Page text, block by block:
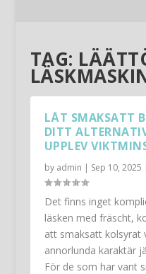
TAG:
LÅT SMAKSATT
DITT
UPPLEV
by admin | Sep 10, 2025
Det finns inget
läsken med fräscht,
att smaksatt kolsyrat
annorlunda karaktär
För de som har vant